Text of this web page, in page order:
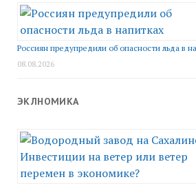
Россиян предупредили об опасности льда в
08.08.2026
ЭКЛНОМИКА